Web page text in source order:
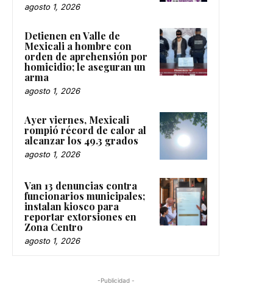
agosto 1, 2026
Detienen en Valle de
Mexicali a hombre con
orden de aprehensión por
homicidio; le aseguran un
arma
agosto 1, 2026
Ayer viernes, Mexicali
rompió récord de calor al
alcanzar los 49.3 grados
agosto 1, 2026
Van 13 denuncias contra
funcionarios municipales;
instalan kiosco para
reportar extorsiones en
Zona Centro
agosto 1, 2026
-Publicidad -